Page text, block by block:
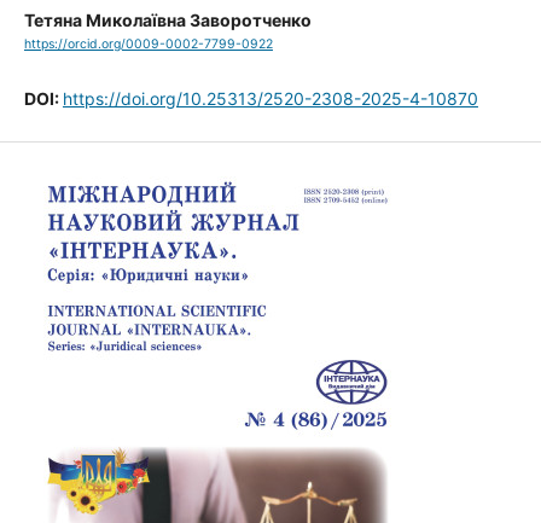
Тетяна Миколаївна Заворотченко
https://orcid.org/0009-0002-7799-0922
DOI: https://doi.org/10.25313/2520-2308-2025-4-10870